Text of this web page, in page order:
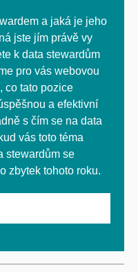
a jaká je jeho
jste jím právě vy
k data stewardům
pro vás webovou
co tato pozice
a efektivní
s čím se na data
vás toto téma
stewardům se
zbytek tohoto roku.